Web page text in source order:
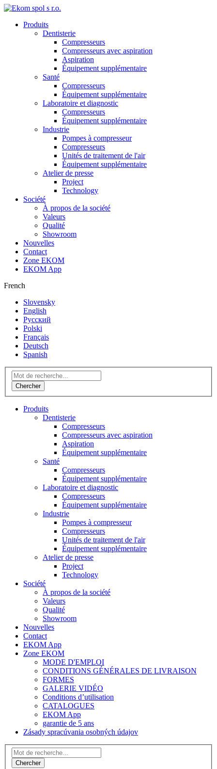
Produits
Dentisterie
Compresseurs
Compresseurs avec aspiration
Aspiration
Équipement supplémentaire
Santé
Compresseurs
Équipement supplémentaire
Laboratoire et diagnostic
Compresseurs
Équipement supplémentaire
Industrie
Pompes à compresseur
Compresseurs
Unités de traitement de l'air
Équipement supplémentaire
Atelier de presse
Project
Technology
Société
À propos de la société
Valeurs
Qualité
Showroom
Nouvelles
Contact
Zone EKOM
EKOM App
French
Slovensky
English
Русский
Polski
Français
Deutsch
Spanish
Produits
Dentisterie
Compresseurs
Compresseurs avec aspiration
Aspiration
Équipement supplémentaire
Santé
Compresseurs
Équipement supplémentaire
Laboratoire et diagnostic
Compresseurs
Équipement supplémentaire
Industrie
Pompes à compresseur
Compresseurs
Unités de traitement de l'air
Équipement supplémentaire
Atelier de presse
Project
Technology
Société
À propos de la société
Valeurs
Qualité
Showroom
Nouvelles
Contact
EKOM App
Zone EKOM
MODE D'EMPLOI
CONDITIONS GÉNÉRALES DE LIVRAISON
FORMES
GALERIE VIDÉO
Conditions d’utilisation
CATALOGUES
EKOM App
garantie de 5 ans
Zásady spracúvania osobných údajov